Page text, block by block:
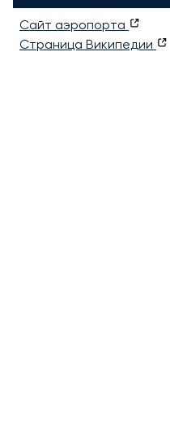
Сайт аэропорта
Страница Википедии